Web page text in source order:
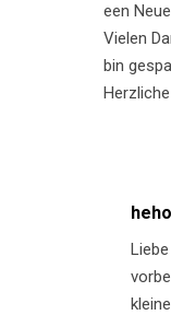
een
Vielen
bin